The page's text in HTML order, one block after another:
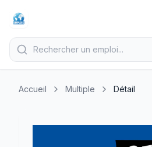
Accueil Multiple Détail